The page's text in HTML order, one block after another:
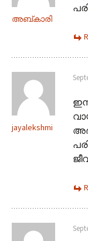
അബ്‌കാരി
jayalekshmi